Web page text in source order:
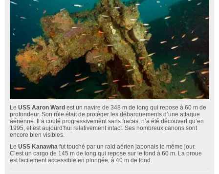
Le USS Aaron Ward est un navire de 348 m de long qui repose à 60 m de
profondeur. Son rôle était de protéger les débarquements d’une attaque
aérienne. Il a coulé progressivement sans fracas, n’a été découvert qu’en
1995, et est aujourd'hui relativement intact. Ses nombreux canons sont
encore bien visibles.
Le USS Kanawha fut touché par un raid aérien japonais le même jour.
C’est un cargo de 145 m de long qui repose sur le fond à 60 m. La proue
est facilement accessible en plongée, à 40 m de fond.